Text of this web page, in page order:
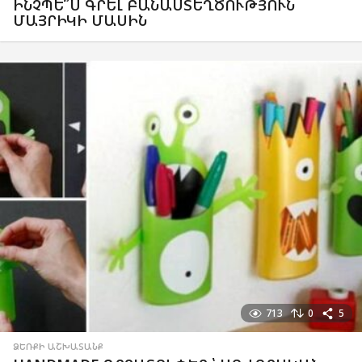
ԻՆՉՊԵ՞Ս ԳՐԵԼ ԲԱՆԱՍՏԵՂԾՈՒԹՅՈՒՆ
ՄԱՅՐԻԿԻ ՄԱՍԻՆ
713 0 5
ՁԵՌՔԻ ԱՇԽԱՏԱՆՔ